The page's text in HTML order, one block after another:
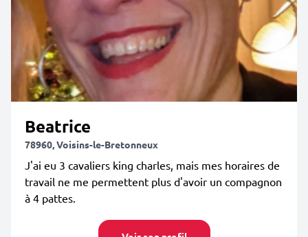
Beatrice
78960, Voisins-le-Bretonneux
J'ai eu 3 cavaliers king charles, mais mes horaires de
travail ne me permettent plus d'avoir un compagnon
à 4 pattes.